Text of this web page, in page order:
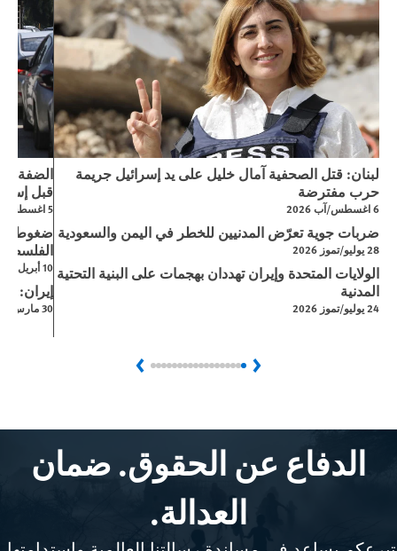
لبنان: قتل الصحفية آمال خليل على يد إسرائيل جريمة
حرب مفترضة
6 اغسطس/آب 2026
ضربات جوية تعرّض المدنيين للخطر في اليمن والسعودية
28 يوليو/تموز 2026
الولايات المتحدة وإيران تهددان بهجمات على البنية التحتية
المدنية
24 يوليو/تموز 2026
الضفة
قبل
5 اغسطس/آب 2026
ضغوط
10 أبريل/نيسان 2026
إيران:
30 مارس/آذار 2026
Previous
Next
الدفاع عن الحقوق. ضمان
العدالة.